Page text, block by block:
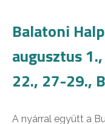
Balatoni
augusztus
22., 27-29.,
A nyárral együtt a